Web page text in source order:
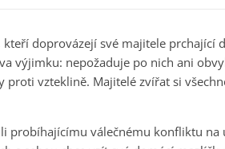
doprovázejí své majitele prchající
výjimku: nepožaduje po nich ani
vzteklině. Majitelé zvířat si
probíhajícímu válečnému konfliktu na